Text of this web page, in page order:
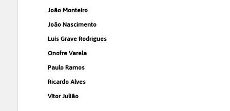
João Monteiro
João Nascimento
Luís Grave Rodrigues
Onofre Varela
Paulo Ramos
Ricardo Alves
Vítor Julião